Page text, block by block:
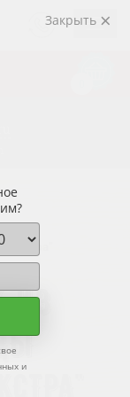
ЗАКАЗАТЬ
ЗВОНОК
Закрыть
и